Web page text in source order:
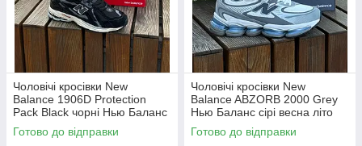
Чоловічі кросівки New
Balance 1906D Protection
Pack Black чорні Нью Баланс
замшеві весна літо
демісезонні
Готово до відправки
Чоловічі кросівки New
Balance ABZORB 2000 Grey
Нью Баланс сірі весна літо
Готово до відправки